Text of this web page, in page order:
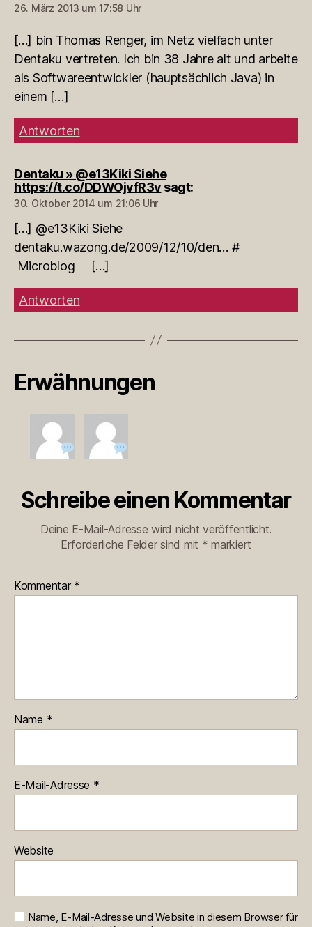
26. März 2013 um 17:58 Uhr
[…] bin Thomas Renger, im Netz vielfach unter
Dentaku vertreten. Ich bin 38 Jahre alt und arbeite
als Softwareentwickler (hauptsächlich Java) in
einem […]
Antworten
Dentaku » @e13Kiki Siehe
https://t.co/DDWOjvfR3v sagt:
30. Oktober 2014 um 21:06 Uhr
[…] @e13Kiki Siehe
dentaku.wazong.de/2009/12/10/den… #
Microblog […]
Antworten
Erwähnungen
Schreibe einen Kommentar
Deine E-Mail-Adresse wird nicht veröffentlicht.
Erforderliche Felder sind mit * markiert
Kommentar *
Name *
E-Mail-Adresse *
Website
Name, E-Mail-Adresse und Website in diesem Browser für